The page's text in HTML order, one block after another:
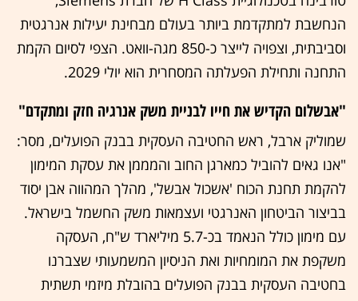
הנחשבת למתקדמת ביותר בעולם מבחינת יעילות אנרגטית
וסביבתית, וצפויה לייצר כ-850 מגה-וואט. הצפי לסיום הקמת
התחנה ותחילת הפעלתה המסחרית הוא יולי 2029.
"אבשלום הקדיש את חייו לבניית משק אנרגיה חזק ומתקדם"
שמוליק ארבל, ראש החטיבה העסקית בבנק הפועלים, מסר:
"אנו גאים להוביל כמארגן החוב והמממן את עסקת המימון
להקמת תחנת הכוח 'אשכול אבשל', מהלך המהווה אבן יסוד
בביצור הביטחון האנרגטי ועצמאות משק החשמל בישראל.
עם מימון כולל הנאמד בכ-5.7 מיליארד ש"ח, העסקה
משקפת את המומחיות ואת הניסיון המשמעותי שצברנו
בחטיבה העסקית בבנק הפועלים בהובלת מיזמי תשתית